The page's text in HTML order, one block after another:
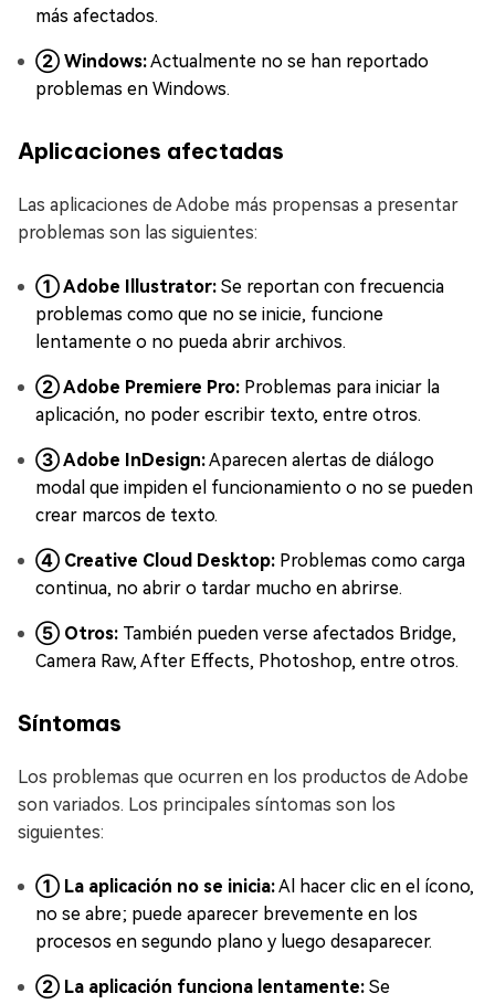
más afectados.
② Windows:Actualmente no se han reportado
problemas en Windows.
Aplicaciones afectadas
Las aplicaciones de Adobe más propensas a presentar
problemas son las siguientes:
① Adobe Illustrator: Se reportan con frecuencia
problemas como que no se inicie, funcione
lentamente o no pueda abrir archivos.
② Adobe Premiere Pro: Problemas para iniciar la
aplicación, no poder escribir texto, entre otros.
③ Adobe InDesign:Aparecen alertas de diálogo
modal que impiden el funcionamiento o no se pueden
crear marcos de texto.
④ Creative Cloud Desktop: Problemas como carga
continua, no abrir o tardar mucho en abrirse.
⑤ Otros: También pueden verse afectados Bridge,
Camera Raw, After Effects, Photoshop, entre otros.
Síntomas
Los problemas que ocurren en los productos de Adobe
son variados. Los principales síntomas son los
siguientes:
① La aplicación no se inicia:Al hacer clic en el ícono,
no se abre; puede aparecer brevemente en los
procesos en segundo plano y luego desaparecer.
② La aplicación funciona lentamente: Se